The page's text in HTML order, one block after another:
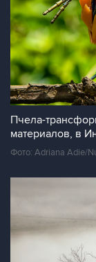
Пчела-
материалов, в
Фото: Adriana Adie/